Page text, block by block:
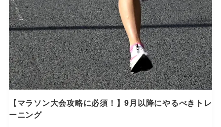
【マラソン大会攻略に必須！】9月以降にやるべきトレ
ーニング